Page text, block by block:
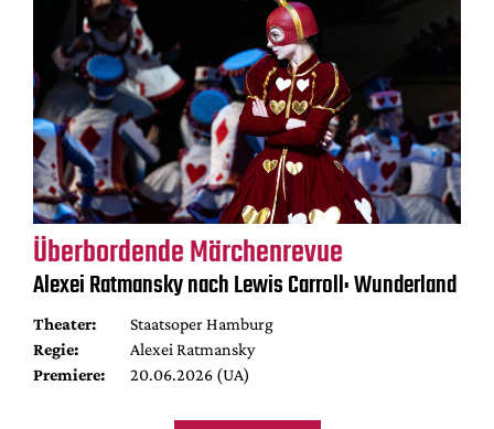
Überbordende Märchenrevue
Alexei Ratmansky nach Lewis Carroll: Wunderland
Theater:
Staatsoper Hamburg
Regie:
Alexei Ratmansky
Premiere:
20.06.2026 (UA)